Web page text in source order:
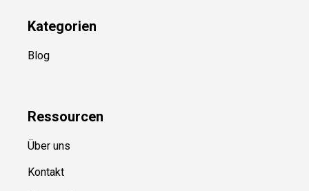
Kategorien
Blog
Ressourcen
Über uns
Kontakt